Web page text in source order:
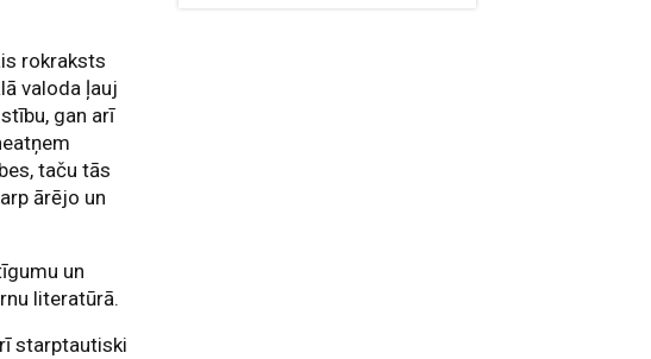
rokraksts
valoda ļauj
gan arī
taču tās
ārējo un
un
literatūrā.
starptautiski